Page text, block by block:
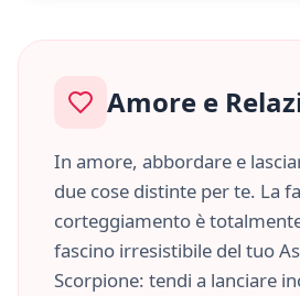
Amore e
In amore, abbordare e
due cose distinte per te. La
corteggiamento è
fascino irresistibile del tuo
Scorpione: tendi a lanciare